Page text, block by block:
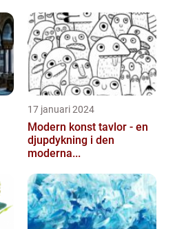
17 januari 2024
Modern konst tavlor - en
djupdykning i den
moderna...